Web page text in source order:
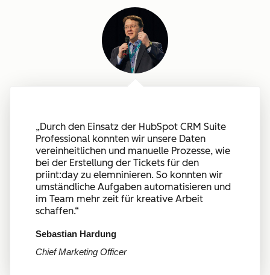
„Durch den Einsatz der HubSpot CRM Suite
Professional konnten wir unsere Daten
vereinheitlichen und manuelle Prozesse, wie
bei der Erstellung der Tickets für den
priint:day zu elemninieren. So konnten wir
umständliche Aufgaben automatisieren und
im Team mehr zeit für kreative Arbeit
schaffen.“
Sebastian Hardung
Chief Marketing Officer